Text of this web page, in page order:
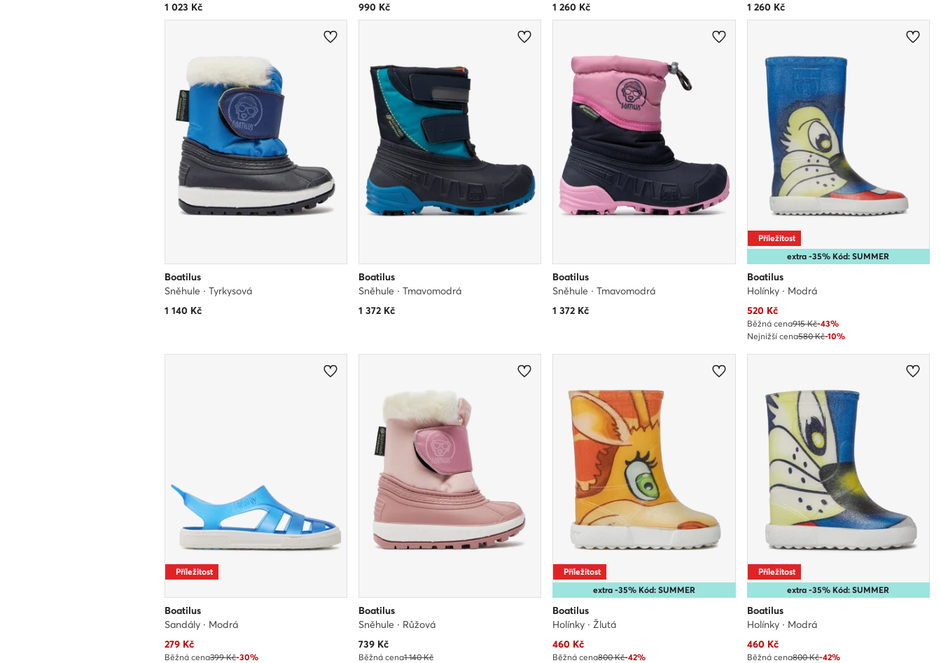
1 023 Kč
990Kč
1 260 Kč
1 260Kč
Boatilus
Sněhule · Tyrkysová
1 140Kč
Boatilus
Sněhule · Tmavomodrá
1 372Kč
Boatilus
Sněhule · Tmavomodrá
1 372 Kč
extra -35% Kód: SUMMER
Příležitost
Boatilus
Holínky · Modrá
Aktuální cena
520Kč
Běžná cena915 Kč-43%
Nejnižší cena580 Kč-10%
Příležitost
Boatilus
Sandály · Modrá
Aktuální cena
279Kč
Běžná cena399 Kč-30%
Boatilus
Sněhule · Růžová
Aktuální cena
739Kč
Běžná cena1 140 Kč
extra -35% Kód: SUMMER
Příležitost
Boatilus
Holínky · Žlutá
Aktuální cena
460 Kč
Běžná cena800 Kč-42%
extra -35% Kód: SUMMER
Příležitost
Boatilus
Holínky · Modrá
Aktuální cena
460Kč
Běžná cena800 Kč-42%